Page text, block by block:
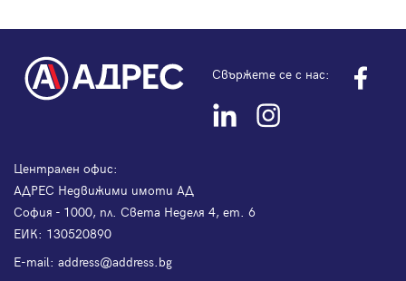
Свържете се с нас:
Централен офис:
АДРЕС Недвижими имоти АД
София - 1000, пл. Света Неделя 4, ет. 6
ЕИК: 130520890
Е-mail: address@address.bg